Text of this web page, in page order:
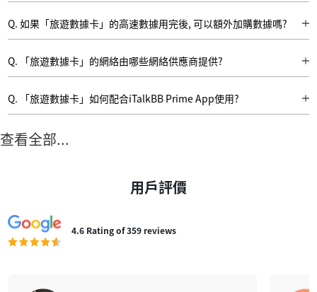
調整至不高於128kbps，但您仍可繼續享用數據服務。
Q. 如果「旅遊數據卡」的高速數據用完後, 可以額外加購數據嗎?
A: 所有「旅遊數據卡」暫不提供增值服務。
Q. 「旅遊數據卡」的網絡由哪些網絡供應商提供?
A: 亞太區19地數據卡、歐洲33國數據卡、美加數據卡、中港澳數據卡、中國
Q. 「旅遊數據卡」如何配合iTalkBB Prime App使用?
A: 成功申請服務後, 於App Store/Google Play 搜索「iTalkBB Prime」下載
大電話 (另有300分鐘長途可撥打中﹑港﹑台等29個國家/地區)。您更可以利
用來電轉駁功能, 把您的加拿大手機號碼轉駁至iTalkBB Prime App 的電話號
查看全部...
用戶評價
4.6 Rating of 359 reviews